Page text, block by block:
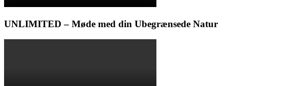
UNLIMITED – Møde med din Ubegrænsede Natur